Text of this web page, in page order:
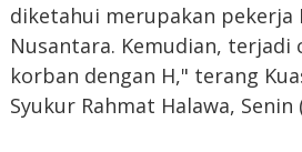
diketahui merupakan pekerja
Nusantara. Kemudian, terjadi
korban dengan H," terang
Syukur Rahmat Halawa, Senin